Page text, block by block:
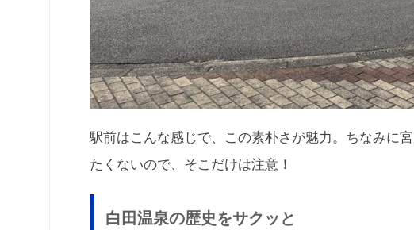
駅前はこんな感じで、この素朴さが魅力。ちなみに
たくないので、そこだけは注意！
白田温泉の歴史をサクッと